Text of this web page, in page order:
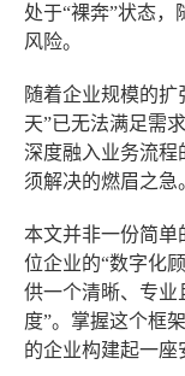
处于“裸奔”状态
风险。
随着企业规模的扩
天”已无法满足需
深度融入业务流程
须解决的燃眉之急
本文并非一份简单
位企业的“数字化
供一个清晰、专
度”。掌握这个框
的企业构建起一座